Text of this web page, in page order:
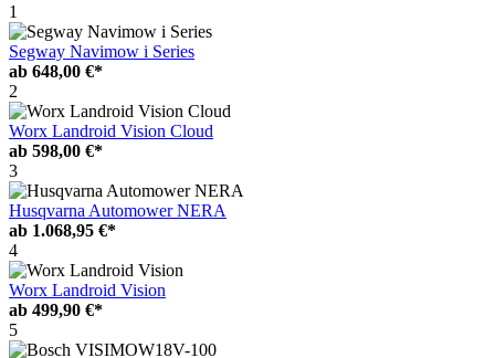
1
Segway Navimow i Series
ab 648,00 €*
2
Worx Landroid Vision Cloud
ab 598,00 €*
3
Husqvarna Automower NERA
ab 1.068,95 €*
4
Worx Landroid Vision
ab 499,90 €*
5